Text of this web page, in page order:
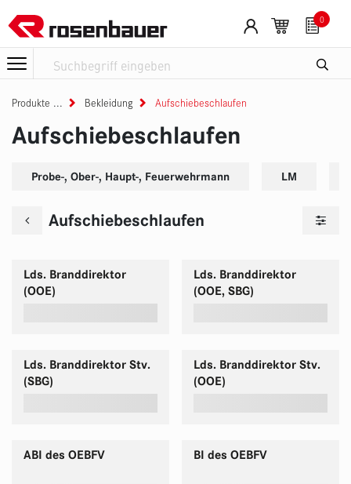
0
Produkte Bekleidung Aufschiebeschlaufen
Aufschiebeschlaufen
Probe-, Ober-, Haupt-, Feuerwehrmann LM
Aufschiebeschlaufen
Lds. Branddirektor
(OOE)
Lds. Branddirektor
(OOE, SBG)
Lds. Branddirektor Stv.
(SBG)
Lds. Branddirektor Stv.
(OOE)
ABI des OEBFV BI des OEBFV